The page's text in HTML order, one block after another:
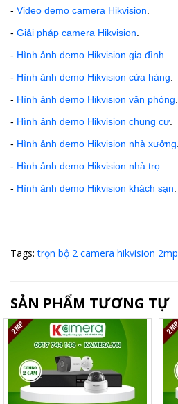
- Video demo camera Hikvision
- Giải pháp camera Hikvision
- Hình ảnh demo Hikvision gia đình
- Hình ảnh demo Hikvision cửa hàng
- Hình ảnh demo Hikvision văn phòng
- Hình ảnh demo Hikvision chung cư
- Hình ảnh demo Hikvision nhà xưởng
- Hình ảnh demo Hikvision nhà trọ
- Hình ảnh demo Hikvision khách sạn
Tags:trọn bộ 2 camera hikvision 2mp
SẢN PHẨM TƯƠNG TỰ